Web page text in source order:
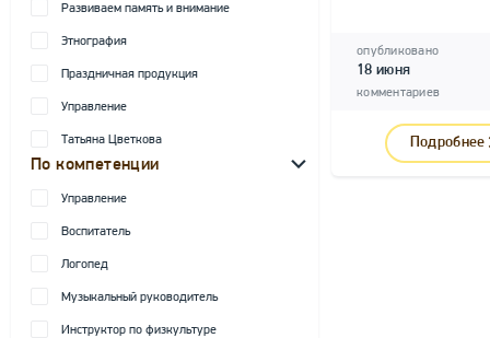
Развиваем память и внимание
Этнография
Праздничная продукция
Управление
Татьяна Цветкова
По компетенции
Управление
Воспитатель
Логопед
Музыкальный руководитель
Инструктор по физкультуре
опубликовано
18 июня
комментариев
Подробнее